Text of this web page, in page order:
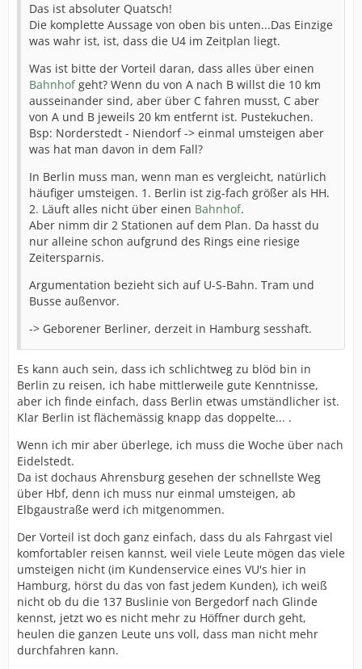
Das ist absoluter Quatsch!
Die komplette Aussage von oben bis unten...Das Einzige
was wahr ist, ist, dass die U4 im Zeitplan liegt.
Was ist bitte der Vorteil daran, dass alles über einen
Bahnhofgeht? Wenn du von A nach B willst die 10 km
ausseinander sind, aber über C fahren musst, C aber
von A und B jeweils 20 km entfernt ist. Pustekuchen.
Bsp: Norderstedt - Niendorf -> einmal umsteigen aber
was hat man davon in dem Fall?
In Berlin muss man, wenn man es vergleicht, natürlich
häufiger umsteigen. 1. Berlin ist zig-fach größer als HH.
2. Läuft alles nicht über einen Bahnhof.
Aber nimm dir 2 Stationen auf dem Plan. Da hasst du
nur alleine schon aufgrund des Rings eine riesige
Zeitersparnis.
Argumentation bezieht sich auf U-S-Bahn. Tram und
Busse außenvor.
-> Geborener Berliner, derzeit in Hamburg sesshaft.
Es kann auch sein, dass ich schlichtweg zu blöd bin in
Berlin zu reisen, ich habe mittlerweile gute Kenntnisse,
aber ich finde einfach, dass Berlin etwas umständlicher ist.
Klar Berlin ist flächemässig knapp das doppelte... .
Wenn ich mir aber überlege, ich muss die Woche über nach
Eidelstedt.
Da ist dochaus Ahrensburg gesehen der schnellste Weg
über Hbf, denn ich muss nur einmal umsteigen, ab
Elbgaustraße werd ich mitgenommen.
Der Vorteil ist doch ganz einfach, dass du als Fahrgast viel
komfortabler reisen kannst, weil viele Leute mögen das viele
umsteigen nicht (im Kundenservice eines VU's hier in
Hamburg, hörst du das von fast jedem Kunden), ich weiß
nicht ob du die 137 Buslinie von Bergedorf nach Glinde
kennst, jetzt wo es nicht mehr zu Höffner durch geht,
heulen die ganzen Leute uns voll, dass man nicht mehr
durchfahren kann.